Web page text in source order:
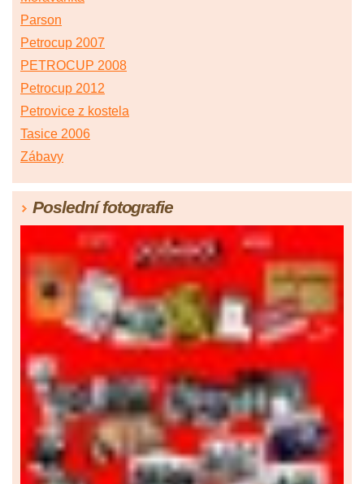
Parson
Petrocup 2007
PETROCUP 2008
Petrocup 2012
Petrovice z kostela
Tasice 2006
Zábavy
Poslední fotografie